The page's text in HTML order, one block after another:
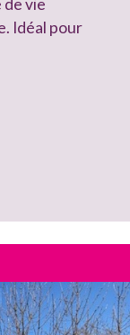
vie
Idéal pour